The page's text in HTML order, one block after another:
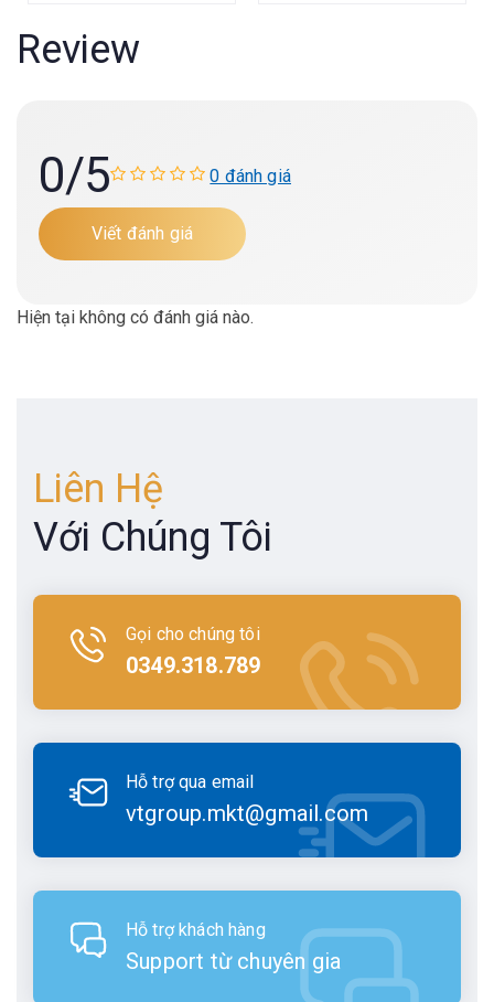
Review
0/5 0 đánh giá
Viết đánh giá
Hiện tại không có đánh giá nào.
Liên Hệ
Với Chúng Tôi
Gọi cho chúng tôi
0349.318.789
Hỗ trợ qua email
vtgroup.mkt@gmail.com
Hỗ trợ khách hàng
Support từ chuyên gia